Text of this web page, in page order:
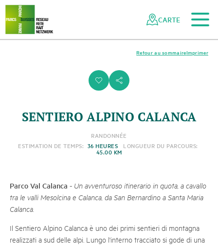
Naviguer
dans
réseau
Navigation
rapide
Vers le contenu principal
Vers la navigation mobile
Vers la recherche
Vers la zone des pieds
Vers le plan du site
CARTE
i s
Imprimer
Retour au sommaire
SENTIERO ALPINO CALANCA
RANDONNÉE
ESTIMATION DE TEMPS: 36 HEURES LONGUEUR DU PARCOURS:
45.00 KM
Parco Val Calanca - Un avventuroso itinerario in quota, a cavallo
tra le valli Mesolcina e Calanca, da San Bernardino a Santa Maria
Calanca.
Il Sentiero Alpino Calanca è uno dei primi sentieri di montagna
realizzati a sud delle alpi. Lungo l'interno tracciato si gode di una